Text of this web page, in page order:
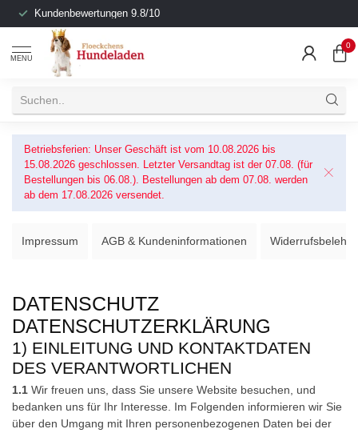
Kundenbewertungen 9.8/10
MENU
0
Betriebsferien: Unser Geschäft ist vom 10.08.2026 bis
15.08.2026 geschlossen. Letzter Versandtag ist der 07.08. (für
Bestellungen bis 06.08.). Bestellungen ab dem 07.08. werden
ab dem 17.08.2026 versendet.
Impressum AGB & Kundeninformationen
DATENSCHUTZ
DATENSCHUTZERKLÄRUNG
1) EINLEITUNG UND KONTAKTDATEN
DES VERANTWORTLICHEN
1.1 Wir freuen uns, dass Sie unsere Website besuchen, und
bedanken uns für Ihr Interesse. Im Folgenden informieren wir Sie
über den Umgang mit Ihren personenbezogenen Daten bei der